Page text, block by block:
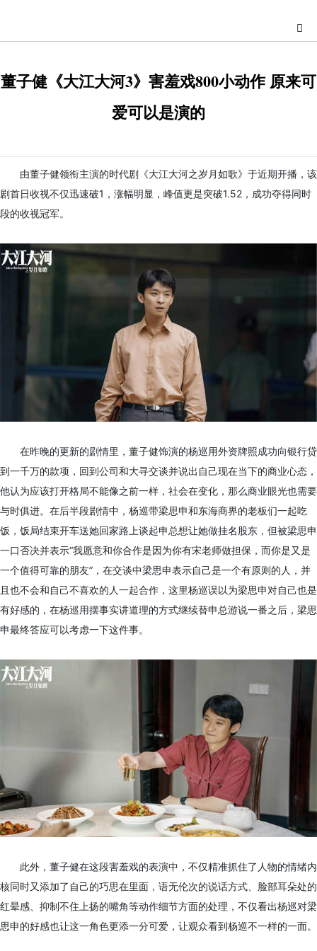
董子健《大江大河3》害羞戏800小动作 原来可
爱可以是演的
由董子健领衔主演的时代剧《大江大河之岁月如歌》于近期开播 ，该
剧首日收视不仅迅速破1，涨幅明显，峰值更是突破1.52，成功夺得同时
段的收视冠军。
在昨晚的更新的剧情里，董子健饰演的杨巡用外资牌照成功向银行贷
到一千万的款项，回到公司和大寻交谈并说出自己现在当下的商业心态，
他认为应该打开格局不能像之前一样，社会在变化，那么商业眼光也需要
与时俱进。在后半段剧情中，杨巡带梁思申和东海商界的老板们一起吃
饭，饭局结束开车送她回家路上谈起申总想让她做挂名股东，但被梁思申
一口否决并表示“我愿意和你合作是因为你有宋老师做担保，而你是又是
一个值得可靠的朋友”，在交谈中梁思申表示自己是一个有原则的人，并
且也不会和自己不喜欢的人一起合作，这里杨巡误以为梁思申对自己也是
有好感的，在杨巡用摆事实讲道理的方式继续替申总游说一番之后，梁思
申最终答应可以考虑一下这件事。
此外，董子健在这段害羞戏的表演中，不仅精准抓住了人物的情绪内
核同时又添加了自己的巧思在里面，语无伦次的说话方式、脸部耳朵处的
红晕感、抑制不住上扬的嘴角等动作细节方面的处理，不仅看出杨巡对梁
思申的好感也让这一角色更添一分可爱，让观众看到杨巡不一样的一面。